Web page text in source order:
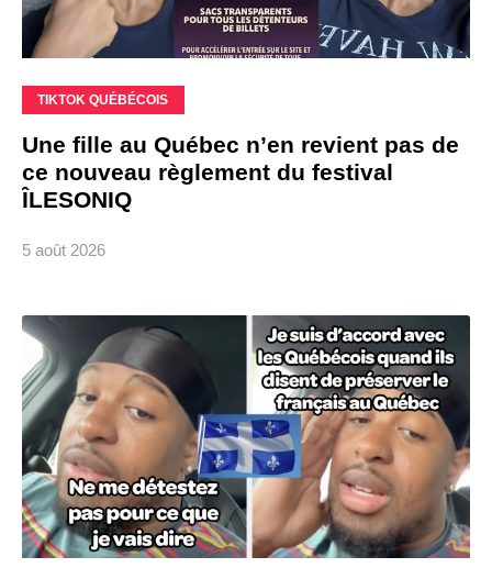
TIKTOK QUÉBÉCOIS
Une fille au Québec n’en revient pas de
ce nouveau règlement du festival
ÎLESONIQ
5 août 2026